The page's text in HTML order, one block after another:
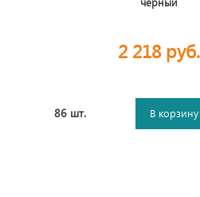
2 218 руб.
86 шт. В корзину